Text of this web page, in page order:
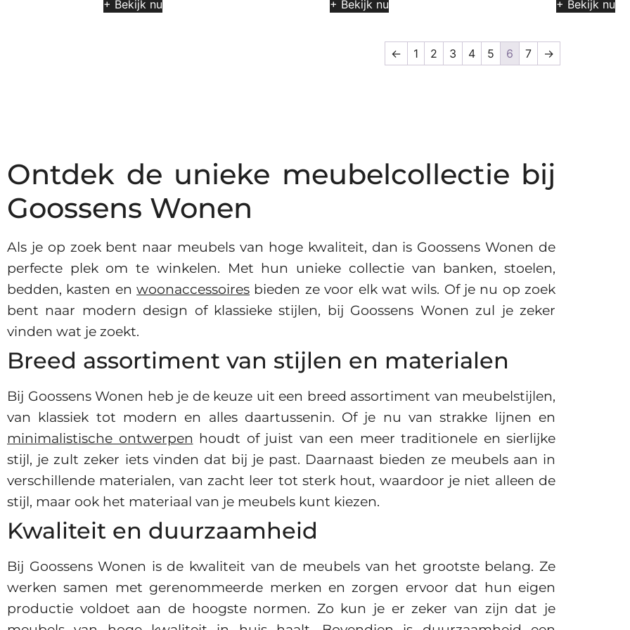
+ Bekijk nu + Bekijk nu + Bekijk nu
← 1 2 3 4 5 6 7 →
Ontdek de unieke meubel­collectie bij
Goossens Wonen
Als je op zoek bent naar meubels van hoge kwaliteit, dan is Goossens Wonen de
perfecte plek om te winkelen. Met hun unieke collectie van banken, stoelen,
bedden, kasten enwoonaccessoires bieden ze voor elk wat wils. Of je nu op zoek
bent naar modern design of klassieke stijlen, bij Goossens Wonen zul je zeker
vinden wat je zoekt.
Breed assortiment van stijlen en materialen
Bij Goossens Wonen heb je de keuze uit een breed assortiment van meubelstijlen,
van klassiek tot modern en alles daartussenin. Of je nu van strakke lijnen en
minimalistische ontwerpen houdt of juist van een meer traditionele en sierlijke
stijl, je zult zeker iets vinden dat bij je past. Daarnaast bieden ze meubels aan in
verschillende materialen, van zacht leer tot sterk hout, waardoor je niet alleen de
stijl, maar ook het materiaal van je meubels kunt kiezen.
Kwaliteit en duurzaamheid
Bij Goossens Wonen is de kwaliteit van de meubels van het grootste belang. Ze
werken samen met gerenommeerde merken en zorgen ervoor dat hun eigen
productie voldoet aan de hoogste normen. Zo kun je er zeker van zijn dat je